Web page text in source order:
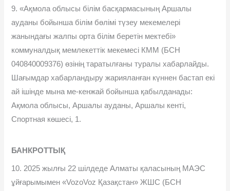
9. «Ақмола облысы білім басқармасының Аршалы
ауданы бойынша білім бөлімі түзеу мекемелері
жанындағы жалпы орта білім беретін мектебі»
коммуналдық мемлекеттік мекемесі КММ (БСН
040840009376) өзінің таратылғаны туралы хабарлайды.
Шағымдар хабарландыру жарияланған күннен бастап екі
ай ішінде мына ме-кенжай бойынша қабылданады:
Ақмола облысы, Аршалы ауданы, Аршалы кенті,
Спортная көшесі, 1.
БАНКРОТТЫҚ
10. 2025 жылғы 22 шілдеде Алматы қаласының МАЭС
ұйғарымымен «VozoVoz Қазақстан» ЖШС (БСН